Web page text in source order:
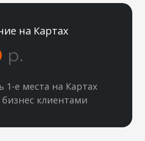
на Картах
р.
1-е места на Картах
бизнес клиентами